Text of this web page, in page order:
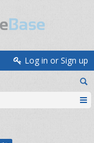
Log in or Sign up